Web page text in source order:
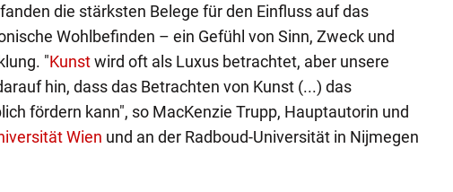
die stärksten Belege für den Einfluss auf das
Wohlbefinden – ein Gefühl von Sinn, Zweck und
"Kunstwird oft als Luxus betrachtet, aber unsere
hin, dass das Betrachten von Kunst (...) das
fördern kann", so MacKenzie Trupp, Hauptautorin und
Wien und an der Radboud-Universität in Nijmegen